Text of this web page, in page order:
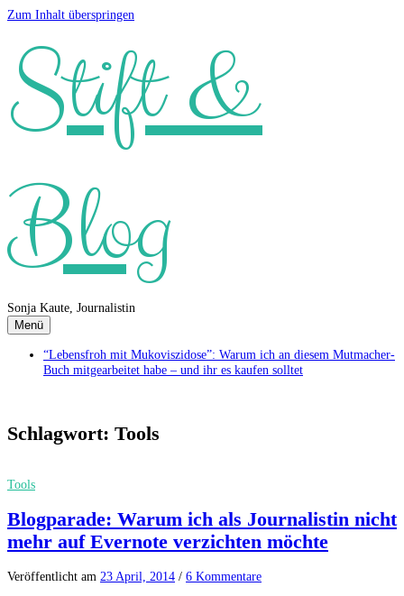
Zum Inhalt überspringen
Stift &
Blog
Sonja Kaute, Journalistin
Menü
“Lebensfroh mit Mukoviszidose”: Warum ich an diesem Mutmacher-
Buch mitgearbeitet habe – und ihr es kaufen solltet
Schlagwort: Tools
Tools
Blogparade: Warum ich als Journalistin nicht
mehr auf Evernote verzichten möchte
Veröffentlicht am 23 April, 2014 / 6 Kommentare